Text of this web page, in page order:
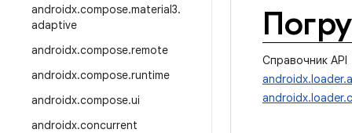
androidx.compose.material3.
adaptive
androidx.compose.remote
androidx.compose.runtime
androidx.compose.ui
androidx.concurrent
Справочник API